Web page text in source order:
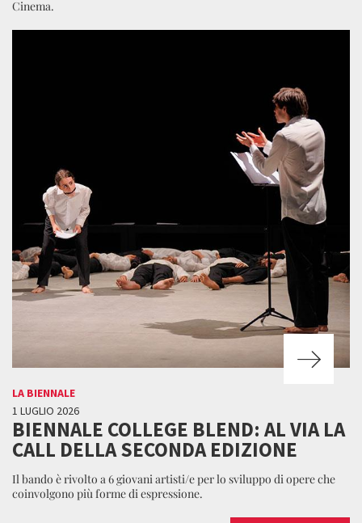
Cinema.
LA BIENNALE
1 LUGLIO 2026
BIENNALE COLLEGE BLEND: AL VIA LA
CALL DELLA SECONDA EDIZIONE
Il bando è rivolto a 6 giovani artisti/e per lo sviluppo di opere che
coinvolgono più forme di espressione.